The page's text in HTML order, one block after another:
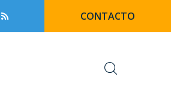
CONTACTO